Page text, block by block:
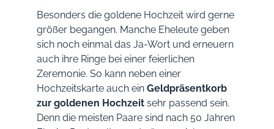
Besonders die goldene Hochzeit wird gerne
größer begangen. Manche Eheleute geben
sich noch einmal das Ja-Wort und erneuern
auch ihre Ringe bei einer feierlichen
Zeremonie. So kann neben einer
Hochzeitskarte auch ein Geldpräsentkorb
zur goldenen Hochzeit sehr passend sein.
Denn die meisten Paare sind nach 50 Jahren